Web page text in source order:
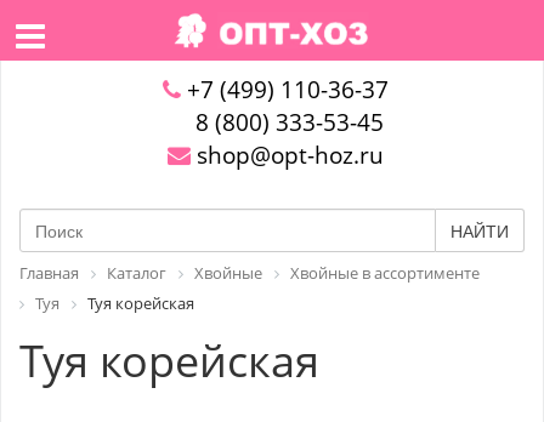
+7 (499) 110-36-37
8 (800) 333-53-45
shop@opt-hoz.ru
НАЙТИ
Главная Каталог Хвойные
Хвойные в ассортименте
Туя
Туя корейская
Туя корейская